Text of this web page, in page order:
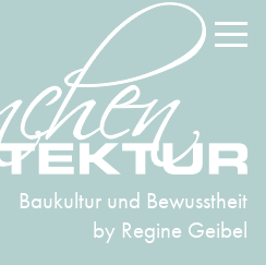
Baukultur und Bewusstheit
by Regine Geibel